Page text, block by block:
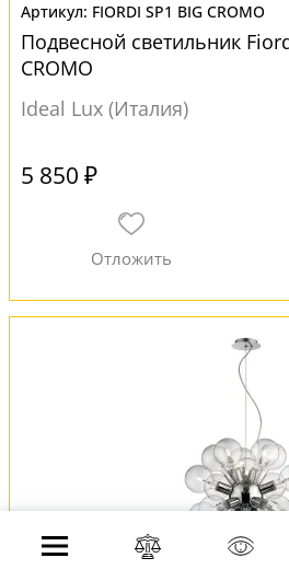
FIORDI SP1 BIG CROMO
Подвесной светильник
CROMO
Ideal Lux (Италия)
5 850 ₽